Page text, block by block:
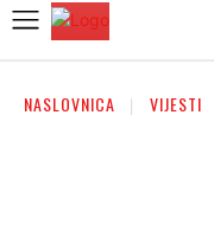
NASLOVNICA VIJESTI